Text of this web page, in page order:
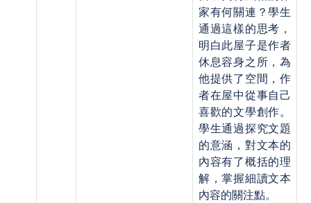
家有何關連？學生
通過這樣的思考，
明白此屋子是作者
休息容身之所，為
他提供了空間，作
者在屋中從事自己
喜歡的文學創作。
學生通過探究文題
的意涵，對文本的
內容有了概括的理
解，掌握細讀文本
內容的關注點。